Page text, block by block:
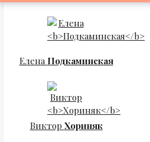
Елена Подкаминская
Виктор Хориняк